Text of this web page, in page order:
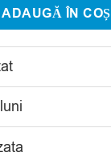
ADAUGĂ ÎN COȘ